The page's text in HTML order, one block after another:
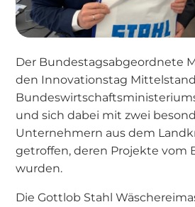
Der Bundestagsabgeordnete
den Innovationstag
und sich dabei mit zwei
Unternehmern aus dem
getroffen, deren Projekte vom
wurden.
Die Gottlob Stahl